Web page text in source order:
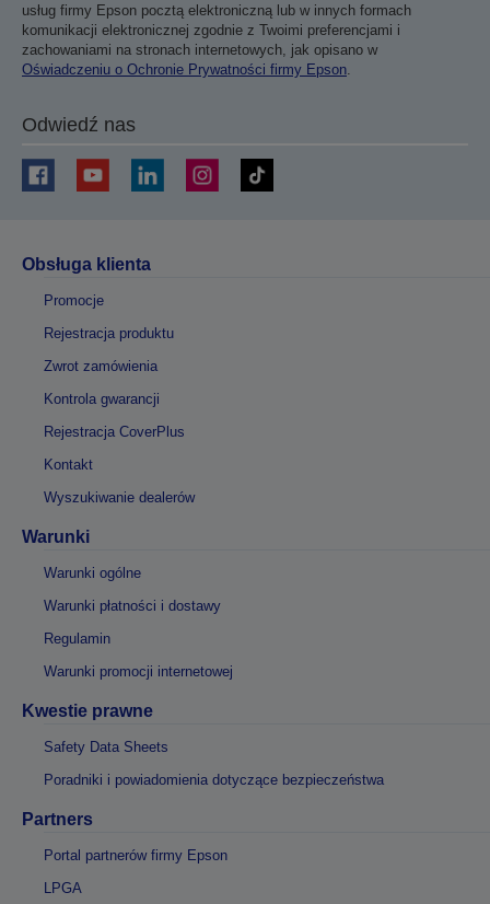
usług firmy Epson pocztą elektroniczną lub w innych formach
komunikacji elektronicznej zgodnie z Twoimi preferencjami i
zachowaniami na stronach internetowych, jak opisano w
Oświadczeniu o Ochronie Prywatności firmy Epson.
Odwiedź nas
Obsługa klienta
Promocje
Rejestracja produktu
Zwrot zamówienia
Kontrola gwarancji
Rejestracja CoverPlus
Kontakt
Wyszukiwanie dealerów
Warunki
Warunki ogólne
Warunki płatności i dostawy
Regulamin
Warunki promocji internetowej
Kwestie prawne
Safety Data Sheets
Poradniki i powiadomienia dotyczące bezpieczeństwa
Partners
Portal partnerów firmy Epson
LPGA